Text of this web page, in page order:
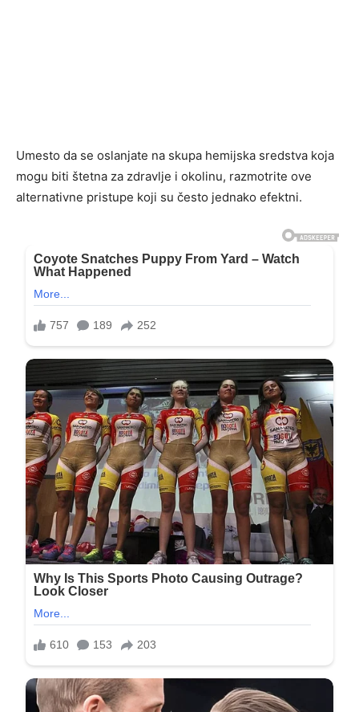
Umesto da se oslanjate na skupa hemijska sredstva koja
mogu biti štetna za zdravlje i okolinu, razmotrite ove
alternativne pristupe koji su često jednako efektni.